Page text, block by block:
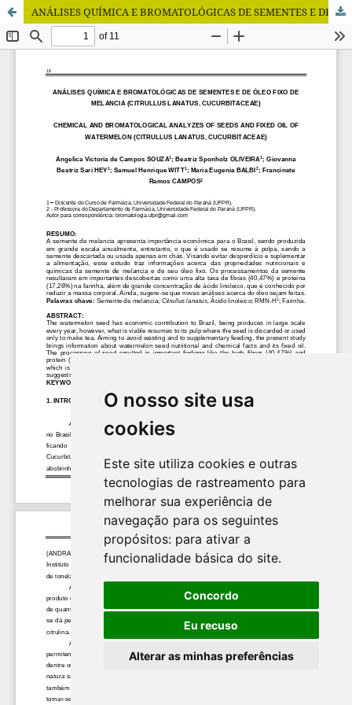
O nosso site usa
cookies
Este site utiliza cookies e outras
tecnologias de rastreamento para
melhorar sua experiência de
navegação para os seguintes
propósitos: para ativar a
funcionalidade básica do site.
Concordo
Eu recuso
Alterar as minhas preferências
ANÁLISES QUÍMICA E BROMATOLÓGICAS DE SEMENTES E DE ÓLEO FIXO DE MELANCIA (CITRULLUS LANATUS, CUCURBITACEAE)